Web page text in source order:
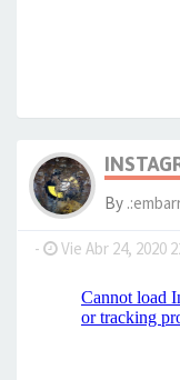
By
- Vie Abr 24, 2020